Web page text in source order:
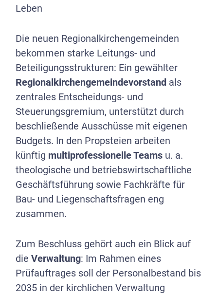
Leben
Die neuen Regionalkirchengemeinden
bekommen starke Leitungs- und
Beteiligungsstrukturen: Ein gewählter
Regionalkirchengemeindevorstand als
zentrales Entscheidungs- und
Steuerungsgremium, unterstützt durch
beschließende Ausschüsse mit eigenen
Budgets. In den Propsteien arbeiten
künftig multiprofessionelle Teams u. a.
theologische und betriebswirtschaftliche
Geschäftsführung sowie Fachkräfte für
Bau- und Liegenschaftsfragen eng
zusammen.
Zum Beschluss gehört auch ein Blick auf
die Verwaltung: Im Rahmen eines
Prüfauftrages soll der Personalbestand bis
2035 in der kirchlichen Verwaltung